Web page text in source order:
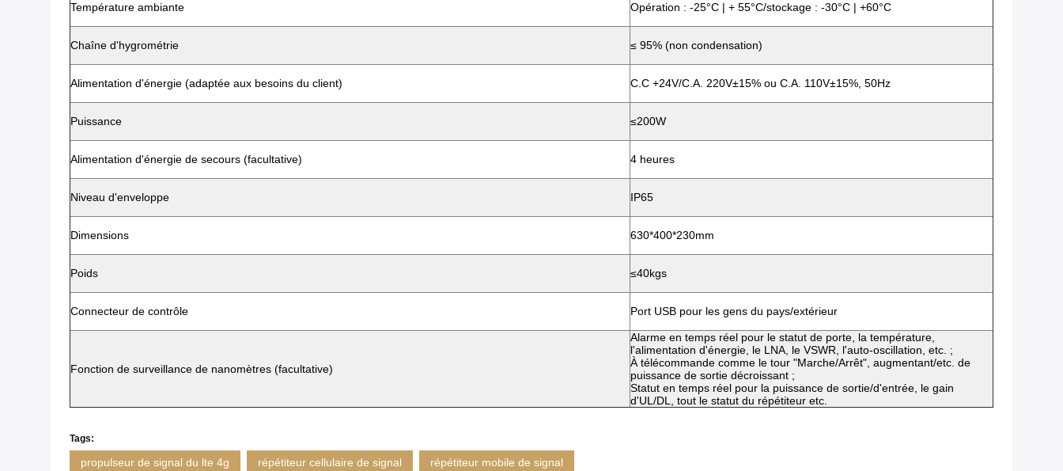
Température ambiante Opération : -25°C | + 55°C/stockage : -30°C | +60°C
Chaîne d'hygrométrie ≤ 95% (non condensation)
Alimentation d'énergie (adaptée aux besoins du client) C.C +24V/C.A. 220V±15% ou C.A. 110V±15%, 50Hz
Puissance ≤200W
Alimentation d'énergie de secours (facultative) 4 heures
Niveau d'enveloppe IP65
Dimensions 630*400*230mm
Poids ≤40kgs
Connecteur de contrôle Port USB pour les gens du pays/extérieur
Fonction de surveillance de nanomètres (facultative)
Alarme en temps réel pour le statut de porte, la température,
l'alimentation d'énergie, le LNA, le VSWR, l'auto-oscillation, etc. ;
À télécommande comme le tour "Marche/Arrêt", augmentant/etc. de
puissance de sortie décroissant ;
Statut en temps réel pour la puissance de sortie/d'entrée, le gain
d'UL/DL, tout le statut du répétiteur etc.
Tags:
propulseur de signal du lte 4g répétiteur cellulaire de signal répétiteur mobile de signal